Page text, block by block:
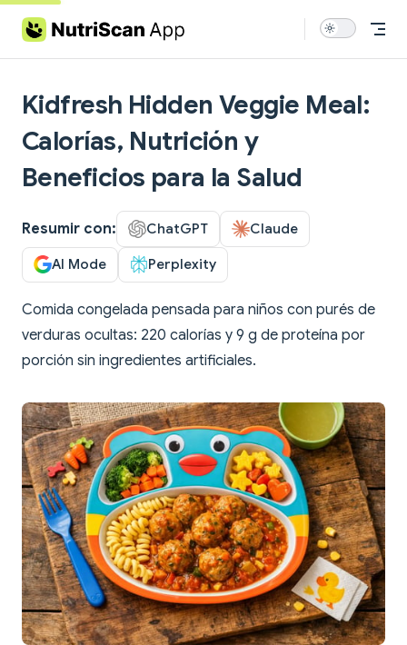
Skip to content
Kidfresh Hidden Veggie Meal:
Calorías, Nutrición y
Beneficios para la Salud
Resumir con: ChatGPT Claude
AI Mode Perplexity
Comida congelada pensada para niños con purés de
verduras ocultas: 220 calorías y 9 g de proteína por
porción sin ingredientes artificiales.